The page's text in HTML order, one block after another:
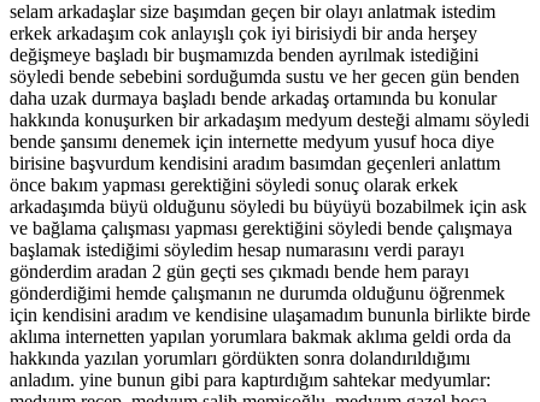
selam arkadaşlar size başımdan geçen bir olayı anlatmak istedim
erkek arkadaşım cok anlayışlı çok iyi birisiydi bir anda herşey
değişmeye başladı bir buşmamızda benden ayrılmak istediğini
söyledi bende sebebini sorduğumda sustu ve her gecen gün benden
daha uzak durmaya başladı bende arkadaş ortamında bu konular
hakkında konuşurken bir arkadaşım medyum desteği almamı söyledi
bende şansımı denemek için internette medyum yusuf hoca diye
birisine başvurdum kendisini aradım basımdan geçenleri anlattım
önce bakım yapması gerektiğini söyledi sonuç olarak erkek
arkadaşımda büyü olduğunu söyledi bu büyüyü bozabilmek için ask
ve bağlama çalışması yapması gerektiğini söyledi bende çalışmaya
başlamak istediğimi söyledim hesap numarasını verdi parayı
gönderdim aradan 2 gün geçti ses çıkmadı bende hem parayı
gönderdiğimi hemde çalışmanın ne durumda olduğunu öğrenmek
için kendisini aradım ve kendisine ulaşamadım bununla birlikte birde
aklıma internetten yapılan yorumlara bakmak aklıma geldi orda da
hakkında yazılan yorumları gördükten sonra dolandırıldığımı
anladım. yine bunun gibi para kaptırdığım sahtekar medyumlar: